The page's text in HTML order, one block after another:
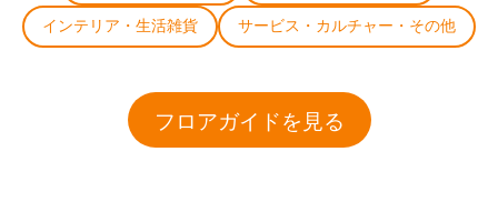
インテリア・生活雑貨 サービス・カルチャー・その他
フロアガイドを見る